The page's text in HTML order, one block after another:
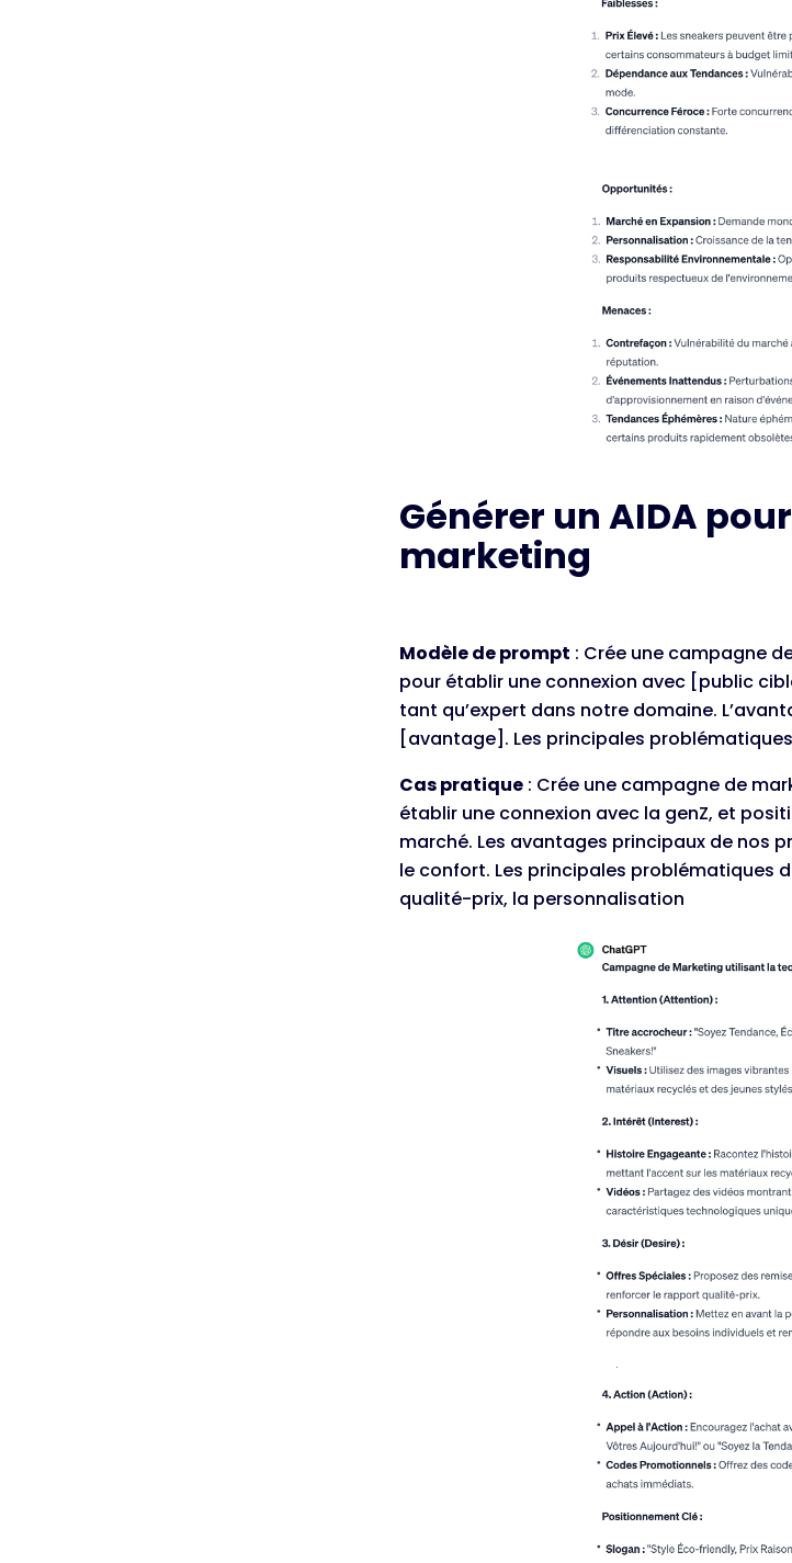
Générer un AIDA
marketing
Modèle de prompt : Crée une campagne
pour établir une connexion avec [public
tant qu’expert dans notre domaine.
[avantage]. Les principales
Cas pratique : Crée une campagne de
établir une connexion avec la genZ, et
marché. Les avantages principaux de nos
le confort. Les principales problématiques
qualité-prix, la personnalisation